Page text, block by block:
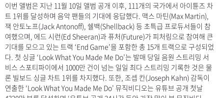
이번 앨범은 지난 11월 10일 앨범 공개 이후, 111개의 국가에서 아이튠즈 차
트 1위를 달성하며 음악 팬들의 기대에 응답했다. 맥스 마틴(Max Martin),
잭 안토노프(Jack Antonoff), 쉘백(Shellback) 등 초특급 프로듀서들이 참
여했으며, 에드 시런(Ed Sheeran)과 퓨처(Future)가 피처링으로 참여해 큰
기대를 모으고 있는 트랙 ‘End Game’을 포함한 총 15개 트랙으로 구성되었
다. 첫 싱글 ‘Look What You Made Me Do’는 발매 당일 음원 스트리밍 서
비스 스포티파이에서 1000만 건이 넘는 일일 최다 스트리밍 기록한 것은 물
론 빌보드 싱글 차트 1위를 차지했다. 또한, 조셉 칸(Joseph Kahn) 감독이
연출한 ‘Look What You Made Me Do’ 뮤직비디오는 유튜브 공개 첫날